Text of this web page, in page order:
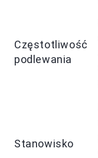
Częstotliwość
podlewania
Stanowisko